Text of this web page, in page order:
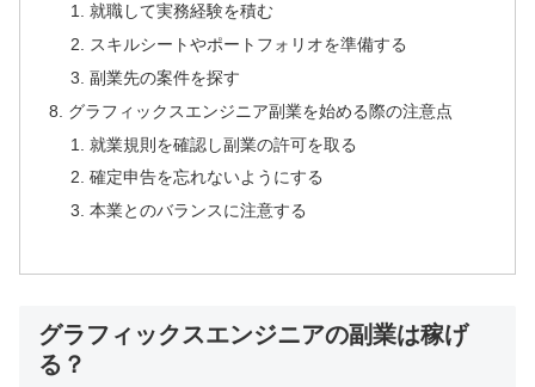
就職して実務経験を積む
スキルシートやポートフォリオを準備する
副業先の案件を探す
グラフィックスエンジニア副業を始める際の注意点
就業規則を確認し副業の許可を取る
確定申告を忘れないようにする
本業とのバランスに注意する
グラフィックスエンジニアの副業は稼げ
る？